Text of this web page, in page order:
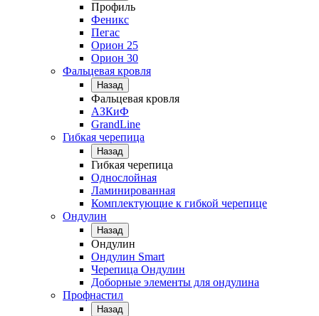
Профиль
Феникс
Пегас
Орион 25
Орион 30
Фальцевая кровля
Назад
Фальцевая кровля
АЗКиФ
GrandLine
Гибкая черепица
Назад
Гибкая черепица
Однослойная
Ламинированная
Комплектующие к гибкой черепице
Ондулин
Назад
Ондулин
Ондулин Smart
Черепица Ондулин
Доборные элементы для ондулина
Профнастил
Назад